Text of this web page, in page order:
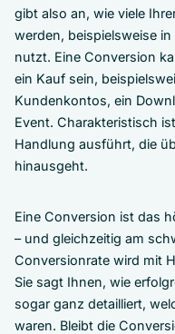
gibt also an, wie viele
werden, beispielsweise
nutzt. Eine Conversion
ein Kauf sein,
Kundenkontos, ein
Event. Charakteristisch
Handlung ausführt, die
hinausgeht.
Eine Conversion ist das
– und gleichzeitig am
Conversionrate wird mit
Sie sagt Ihnen, wie
sogar ganz detailliert,
waren. Bleibt die